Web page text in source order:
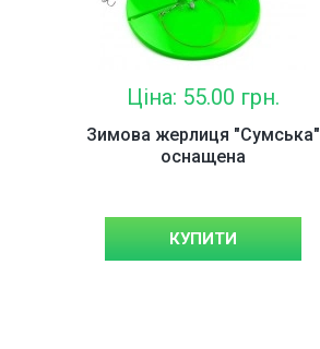
Ціна: 55.00 грн.
Зимова жерлиця "Сумська"
оснащена
КУПИТИ